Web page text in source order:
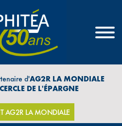
d'AG2R LA MONDIALE
CERCLE DE L'ÉPARGNE
AG2R LA MONDIALE